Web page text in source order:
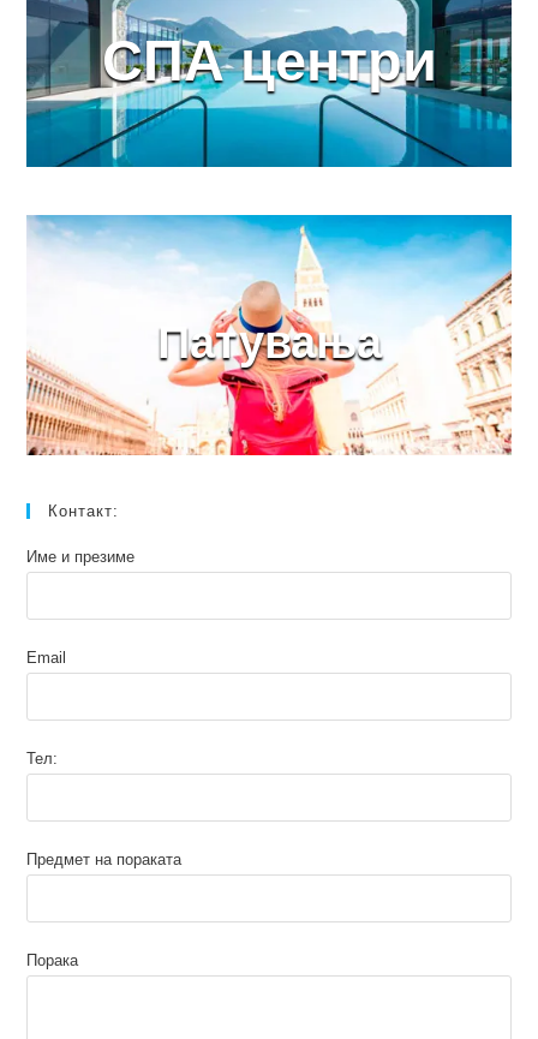
СПА центри
Патувања
Контакт:
Име и презиме
Email
Тел:
Предмет на пораката
Порака